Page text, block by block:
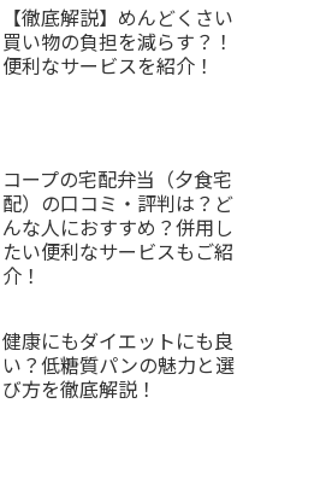
【徹底解説】めんどくさい
買い物の負担を減らす？！
便利なサービスを紹介！
コープの宅配弁当（夕食宅
配）の口コミ・評判は？ど
んな人におすすめ？併用し
たい便利なサービスもご紹
介！
健康にもダイエットにも良
い？低糖質パンの魅力と選
び方を徹底解説！